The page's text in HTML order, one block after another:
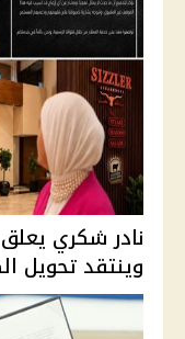
نادر شكري
وينتقد تحويل